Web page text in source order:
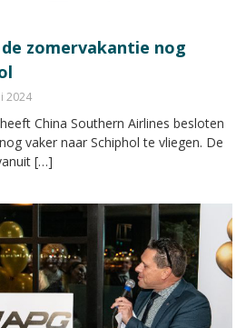
zomervakantie nog
2024
China Southern Airlines besloten
vaker naar Schiphol te vliegen. De
[…]